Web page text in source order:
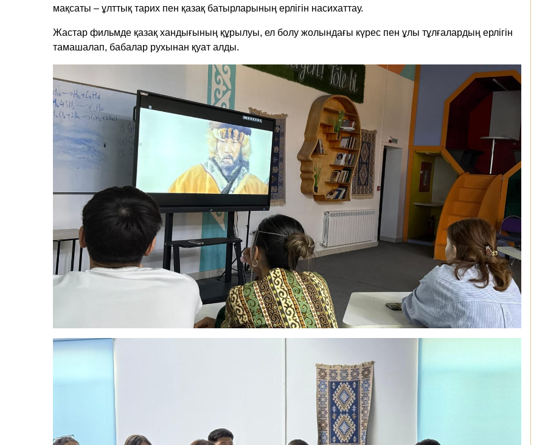
мақсаты – ұлттық тарих пен қазақ батырларының ерлігін насихаттау.
Жастар фильмде қазақ хандығының құрылуы, ел болу жолындағы күрес пен ұлы тұлғалардың ерлігін
тамашалап, бабалар рухынан қуат алды.